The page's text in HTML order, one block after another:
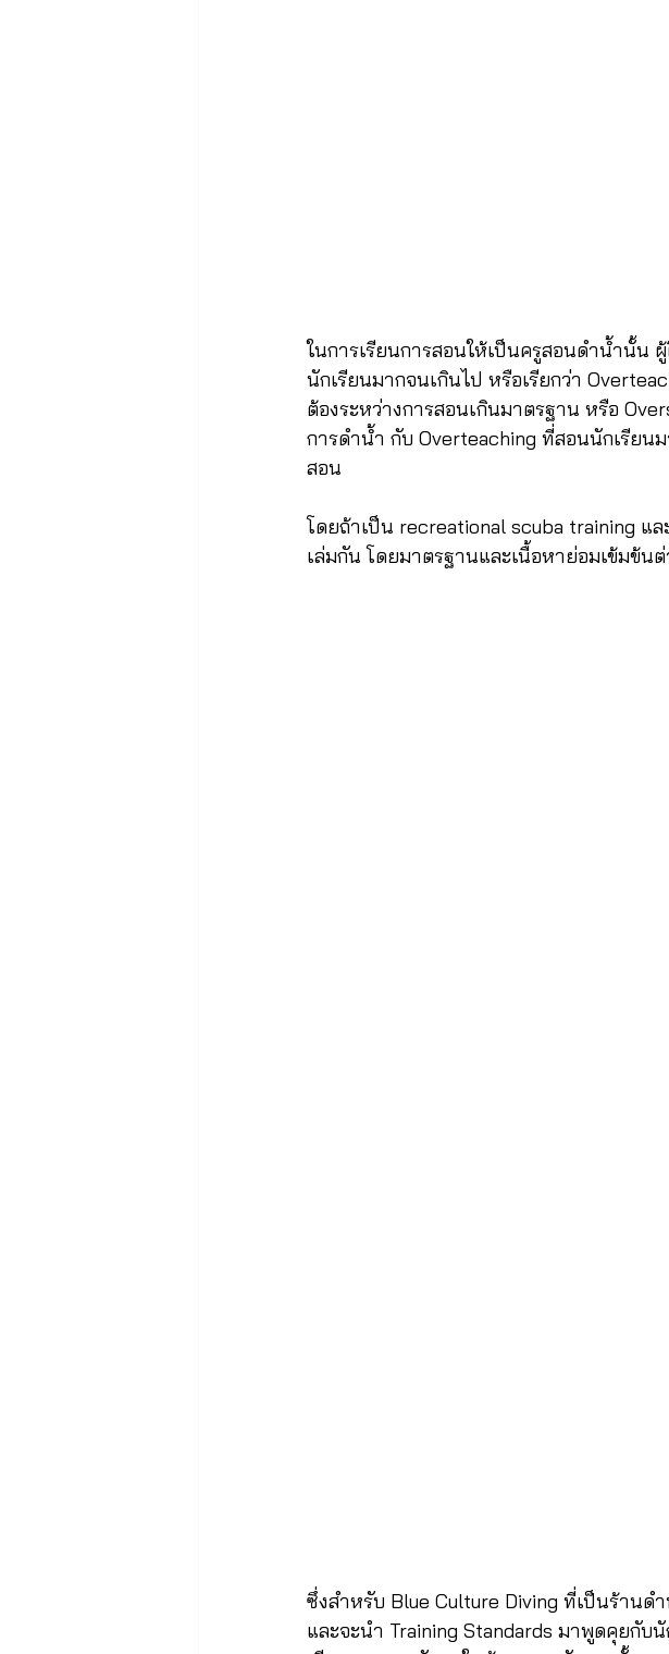
ในการเรียนการสอนให้เป็นครูสอนดำน้ำนั้น
นักเรียนมากจนเกินไป หรือเรียกว่า
ต้องระหว่างการสอนเกินมาตรฐาน หรือ
การดำน้ำ กับ Overteaching ที่สอนนักเรียน
สอน
โดยถ้าเป็น recreational scuba training แ
เล่มกัน โดยมาตรฐานและเนื้อหาย่อมเข้มข้น
ซึ่งสำหรับ Blue Culture Diving ที่เป็นร้านด
และจะนำ Training Standards มาพูดคุยกับ